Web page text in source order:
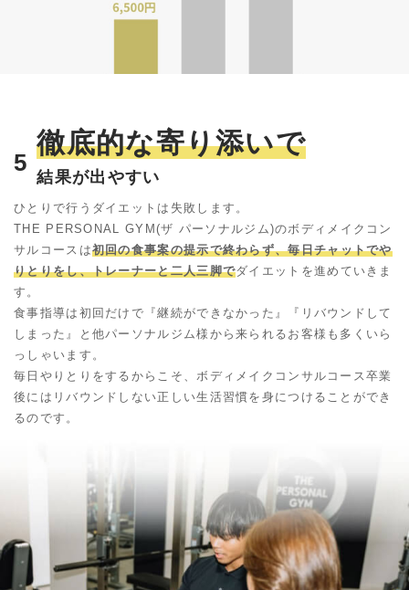
5
徹底的な寄り添いで
結果が出やすい
ひとりで行うダイエットは失敗します。
THE PERSONAL GYM(ザ パーソナルジム)のボディメイクコン
サルコースは初回の食事案の提示で終わらず、毎日チャットでや
りとりをし、トレーナーと二人三脚でダイエットを進めていきま
す。
食事指導は初回だけで『継続ができなかった』『リバウンドして
しまった』と他パーソナルジム様から来られるお客様も多くいら
っしゃいます。
毎日やりとりをするからこそ、ボディメイクコンサルコース卒業
後にはリバウンドしない正しい生活習慣を身につけることができ
るのです。